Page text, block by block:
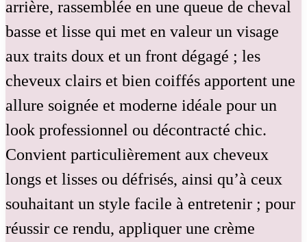
arrière, rassemblée en une queue de cheval
basse et lisse qui met en valeur un visage
aux traits doux et un front dégagé ; les
cheveux clairs et bien coiffés apportent une
allure soignée et moderne idéale pour un
look professionnel ou décontracté chic.
Convient particulièrement aux cheveux
longs et lisses ou défrisés, ainsi qu’à ceux
souhaitant un style facile à entretenir ; pour
réussir ce rendu, appliquer une crème